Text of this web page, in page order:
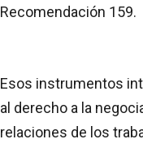
Recomendación 159.
Esos instrumentos
al derecho a la
relaciones de los